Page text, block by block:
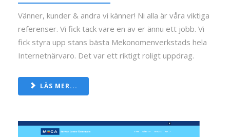
Vänner, kunder & andra vi känner! Ni alla är våra viktiga
referenser. Vi fick tack vare en av er ännu ett jobb. Vi
fick styra upp stans bästa Mekonomenverkstads hela
Internetnärvaro. Det var ett riktigt roligt uppdrag.
LÄS MER...